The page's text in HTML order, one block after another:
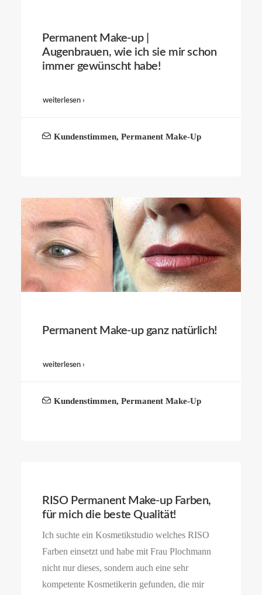
Permanent Make-up |
Augenbrauen, wie ich sie mir schon
immer gewünscht habe!
weiterlesen ›
Kundenstimmen, Permanent Make-Up
Permanent Make-up ganz natürlich!
weiterlesen ›
Kundenstimmen, Permanent Make-Up
RISO Permanent Make-up Farben,
für mich die beste Qualität!
Ich suchte ein Kosmetikstudio welches RISO
Farben einsetzt und habe mit Frau Plochmann
nicht nur dieses, sondern auch eine sehr
kompetente Kosmetikerin gefunden, die mir